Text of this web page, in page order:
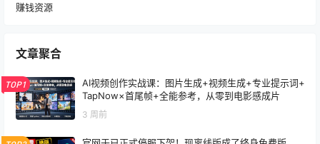
赚钱资源
文章聚合
TOP1
AI视频创作实战课：图片生成+视频生成+专业提示词+
TapNow×首尾帧+全能参考，从零到电影感成片
3 周前